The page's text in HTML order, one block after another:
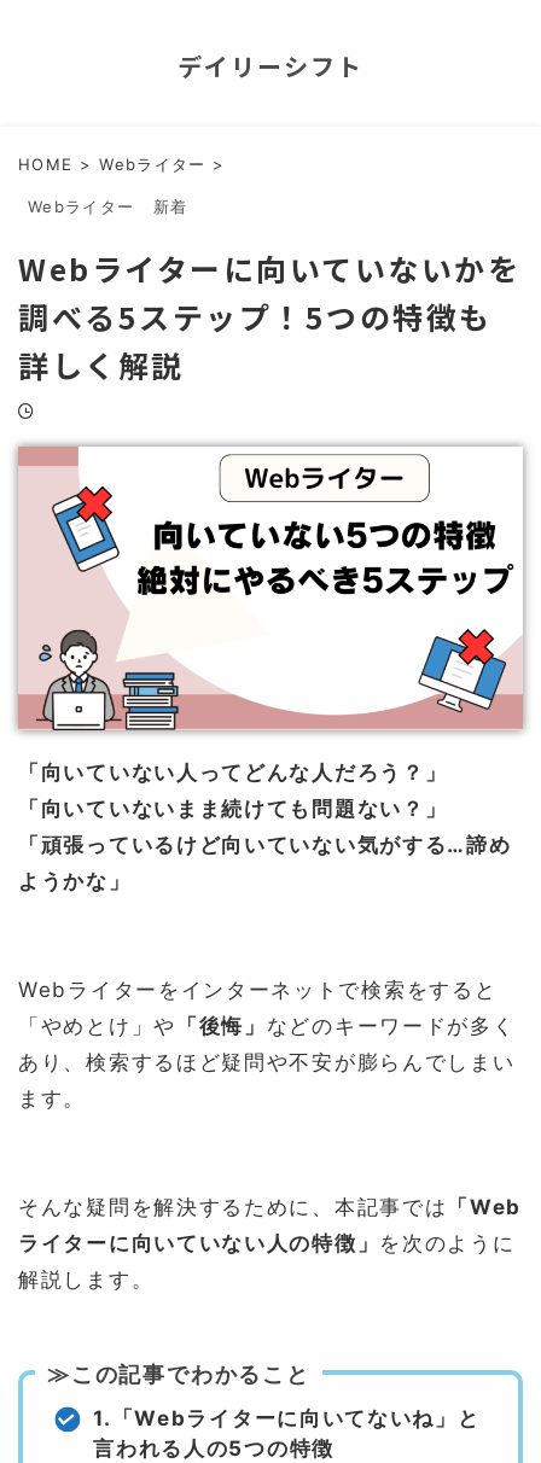
デイリーシフト
HOME > Webライター >
Webライター 新着
Webライターに向いていないかを
調べる5ステップ！5つの特徴も
詳しく解説
「向いていない人ってどんな人だろう？」
「向いていないまま続けても問題ない？」
「頑張っているけど向いていない気がする…諦め
ようかな」
Webライターをインターネットで検索をすると
「やめとけ」や
「後悔」 などのキーワードが多く
あり、検索するほど疑問や不安が膨らんでしまい
ます。
そんな疑問を解決するために、本記事では 「Web
ライターに向いていない人の特徴」 を次のように
解説します。
≫この記事でわかること
1.「Webライターに向いてないね」と
言われる人の5つの特徴